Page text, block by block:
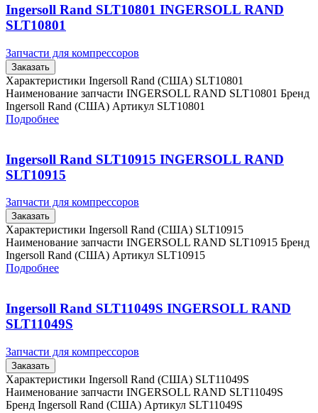
Ingersoll Rand SLT10801 INGERSOLL RAND
SLT10801
Запчасти для компрессоров
Заказать
Характеристики Ingersoll Rand (США) SLT10801
Наименование запчасти INGERSOLL RAND SLT10801 Бренд
Ingersoll Rand (США) Артикул SLT10801
Подробнее
Ingersoll Rand SLT10915 INGERSOLL RAND
SLT10915
Запчасти для компрессоров
Заказать
Характеристики Ingersoll Rand (США) SLT10915
Наименование запчасти INGERSOLL RAND SLT10915 Бренд
Ingersoll Rand (США) Артикул SLT10915
Подробнее
Ingersoll Rand SLT11049S INGERSOLL RAND
SLT11049S
Запчасти для компрессоров
Заказать
Характеристики Ingersoll Rand (США) SLT11049S
Наименование запчасти INGERSOLL RAND SLT11049S
Бренд Ingersoll Rand (США) Артикул SLT11049S